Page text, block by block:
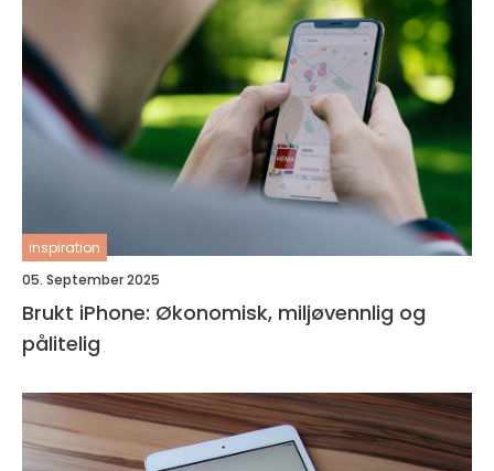
inspiration
05. September 2025
Brukt iPhone: Økonomisk, miljøvennlig og
pålitelig